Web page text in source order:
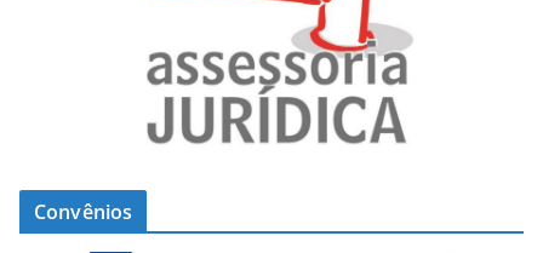
Convênios